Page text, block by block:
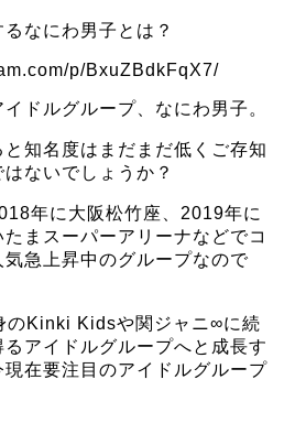
なにわ男子とは？
p/BxuZBdkFqX7/
ドルグループ、なにわ男子。
知名度はまだまだ低くご存知
ないでしょうか？
年に大阪松竹座、2019年に
まスーパーアリーナなどでコ
急上昇中のグループなので
のKinki Kidsや関ジャニ∞に続
アイドルグループへと成長す
在要注目のアイドルグループ